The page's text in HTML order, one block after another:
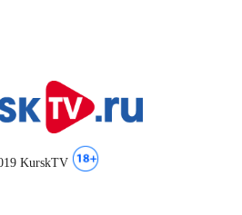
KurskTV